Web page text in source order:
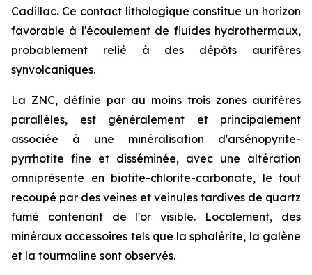
Cadillac. Ce contact lithologique constitue un horizon
favorable à l'écoulement de fluides hydrothermaux,
probablement relié à des dépôts aurifères
synvolcaniques.
La ZNC, définie par au moins trois zones aurifères
parallèles, est généralement et principalement
associée à une minéralisation d'arsénopyrite-
pyrrhotite fine et disséminée, avec une altération
omniprésente en biotite-chlorite-carbonate, le tout
recoupé par des veines et veinules tardives de quartz
fumé contenant de l'or visible. Localement, des
minéraux accessoires tels que la sphalérite, la galène
et la tourmaline sont observés.